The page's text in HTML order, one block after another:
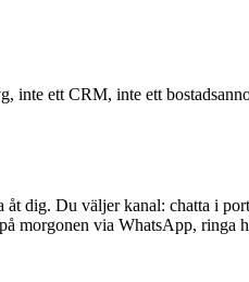
inte ett CRM, inte ett
dig. Du väljer kanal: chatta i
morgonen via WhatsApp,